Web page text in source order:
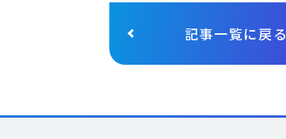
記事一覧に戻る